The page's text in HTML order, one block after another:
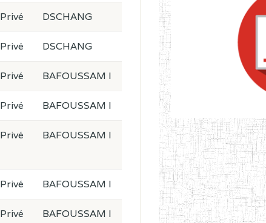
Privé DSCHANG
Privé DSCHANG
Privé BAFOUSSAM I
Privé BAFOUSSAM I
Privé BAFOUSSAM I
Privé BAFOUSSAM I
Privé BAFOUSSAM I